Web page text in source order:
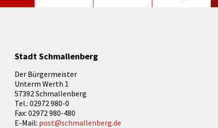
Stadt Schmallenberg
Der Bürgermeister
Unterm Werth 1
57392 Schmallenberg
Tel.: 02972 980-0
Fax: 02972 980-480
E-Mail: post@schmallenberg.de